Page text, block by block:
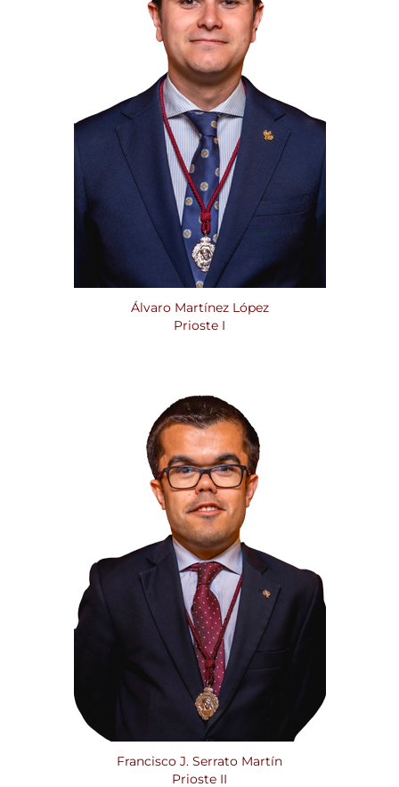
Álvaro Martínez López
Prioste I
Francisco J. Serrato Martín
Prioste II